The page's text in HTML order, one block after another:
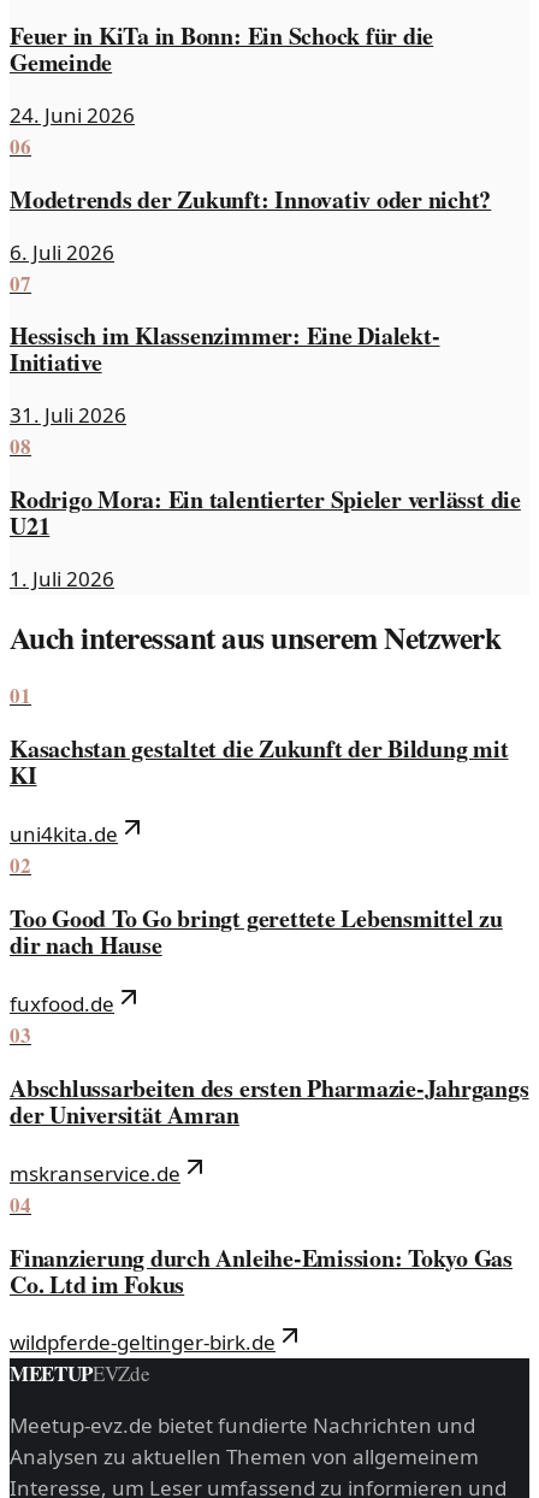
Feuer in KiTa in Bonn: Ein Schock für die
Gemeinde
24. Juni 2026
06
Modetrends der Zukunft: Innovativ oder nicht?
6. Juli 2026
07
Hessisch im Klassenzimmer: Eine Dialekt-
Initiative
31. Juli 2026
08
Rodrigo Mora: Ein talentierter Spieler verlässt die
U21
1. Juli 2026
Auch interessant aus unserem Netzwerk
01
Kasachstan gestaltet die Zukunft der Bildung mit
KI
uni4kita.de
02
Too Good To Go bringt gerettete Lebensmittel zu
dir nach Hause
fuxfood.de
03
Abschlussarbeiten des ersten Pharmazie-Jahrgangs
der Universität Amran
mskranservice.de
04
Finanzierung durch Anleihe-Emission: Tokyo Gas
Co. Ltd im Fokus
wildpferde-geltinger-birk.de
MEETUPEVZde
Meetup-evz.de bietet fundierte Nachrichten und
Analysen zu aktuellen Themen von allgemeinem
Interesse, um Leser umfassend zu informieren und